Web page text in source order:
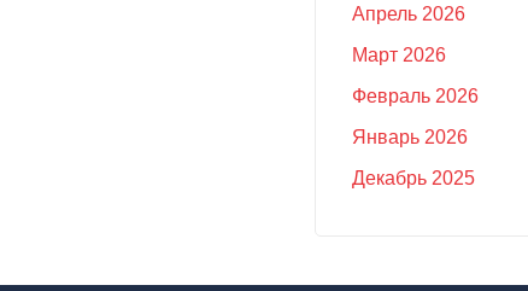
Апрель 2026
Март 2026
Февраль 2026
Январь 2026
Декабрь 2025